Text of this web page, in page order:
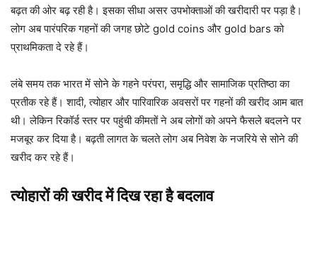
बढ़त की ओर बढ़ रही है। इसका सीधा असर उपभोक्ताओं की खरीदारी पर पड़ा है।
लोग अब पारंपरिक गहनों की जगह छोटे gold coins और gold bars को
प्राथमिकता दे रहे हैं।
लंबे समय तक भारत में सोने के गहने परंपरा, समृद्धि और सामाजिक प्रतिष्ठा का
प्रतीक रहे हैं। शादी, त्योहार और पारिवारिक अवसरों पर गहनों की खरीद आम बात
थी। लेकिन रिकॉर्ड स्तर पर पहुंची कीमतों ने अब लोगों को अपने फैसले बदलने पर
मजबूर कर दिया है। बढ़ती लागत के चलते लोग अब निवेश के नजरिये से सोने की
खरीद कर रहे हैं।
त्योहारों की खरीद में दिख रहा है बदलाव